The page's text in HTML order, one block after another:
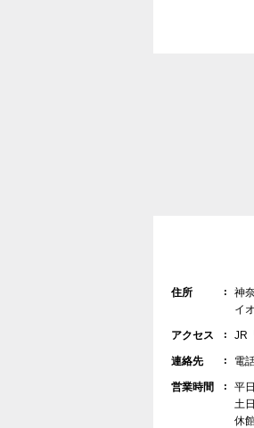
住所
神
イ
アクセス JR
連絡先 電
営業時間
平
土
休